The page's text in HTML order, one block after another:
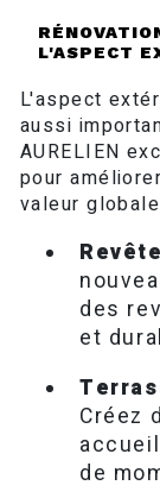
L'ASPECT
L'aspect
aussi
AURELIEN
pour
valeur
des
et
Créez
de